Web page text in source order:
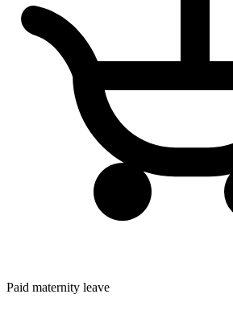
Paid maternity leave